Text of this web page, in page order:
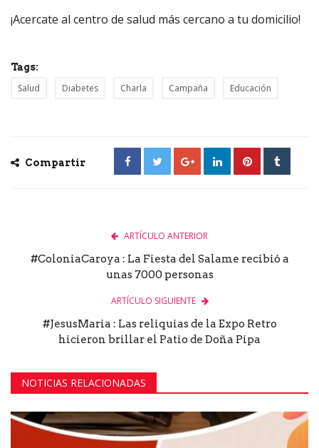
¡Acercate al centro de salud más cercano a tu domicilio!
Tags:
Salud Diabetes Charla Campaña Educación
Compartir
ARTÍCULO ANTERIOR
#ColoniaCaroya : La Fiesta del Salame recibió a
unas 7000 personas
ARTÍCULO SIGUIENTE
#JesusMaria : Las reliquias de la Expo Retro
hicieron brillar el Patio de Doña Pipa
NOTICIAS RELACIONADAS